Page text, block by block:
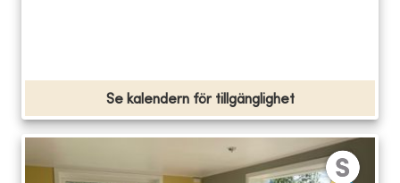
Se kalendern för tillgänglighet